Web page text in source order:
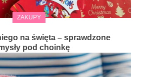
ZAKUPY
na święta – sprawdzone
pod choinkę